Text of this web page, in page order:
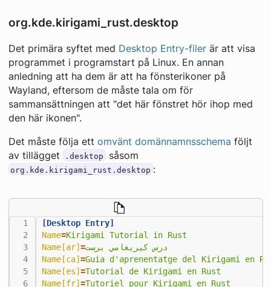
org.kde.kirigami_rust.desktop
Det primära syftet med Desktop Entry-filerär att visa
programmet i programstart på Linux. En annan
anledning att ha dem är att ha fönsterikoner på
Wayland, eftersom de måste tala om för
sammansättningen att "det här fönstret hör ihop med
den här ikonen".
Det måste följa ett omvänt domännamnsschema följt
av tillägget
.desktop såsom
org.kde.kirigami_rust.desktop :
[Desktop Entry]
Name=Kirigami Tutorial in Rust
Name[ar]=درس كيريغامي برست
Name[ca]=Guia d'aprenentatge del Kirigami en
Name[es]=Tutorial de Kirigami en Rust
Name[fr]=Tutoriel pour Kirigami en Rust